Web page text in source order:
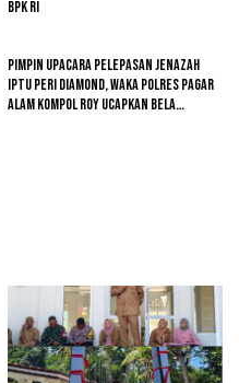
BPK RI
Pimpin Upacara Pelepasan Jenazah
Iptu Peri Diamond, Waka Polres Pagar
Alam Kompol Roy Ucapkan Bela